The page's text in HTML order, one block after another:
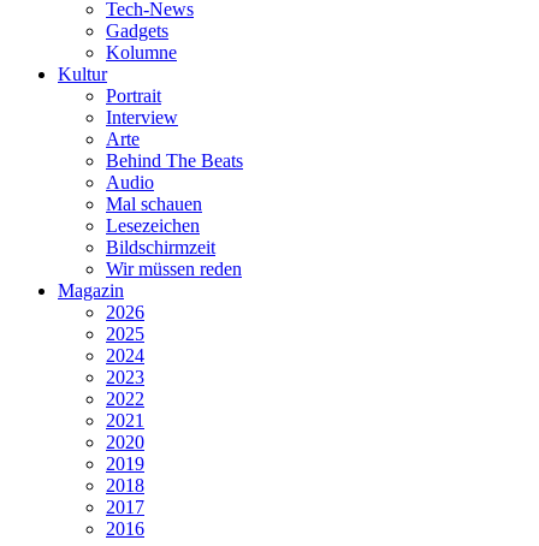
Tech-News
Gadgets
Kolumne
Kultur
Portrait
Interview
Arte
Behind The Beats
Audio
Mal schauen
Lesezeichen
Bildschirmzeit
Wir müssen reden
Magazin
2026
2025
2024
2023
2022
2021
2020
2019
2018
2017
2016